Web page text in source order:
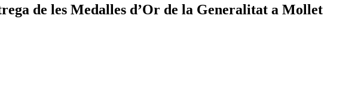
de les Medalles d’Or de la Generalitat a Mollet